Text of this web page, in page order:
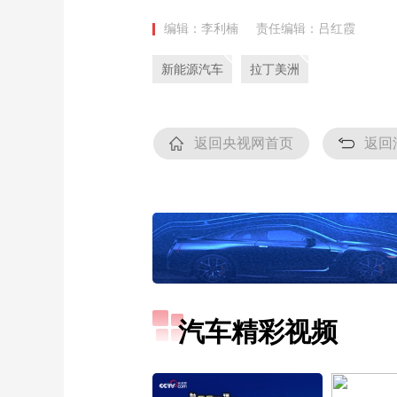
编辑：李利楠 责任编辑：吕红霞
新能源汽车 拉丁美洲
返回央视网首页 返回
汽车精彩视频